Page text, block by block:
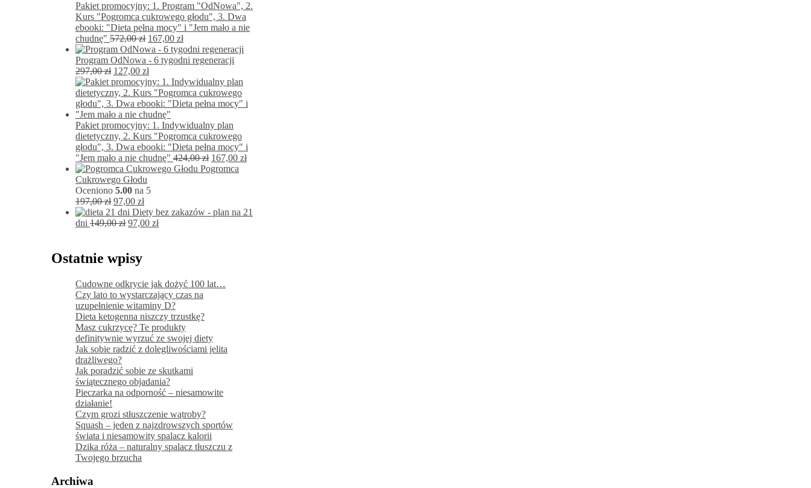
Pakiet promocyjny: 1. Program "OdNowa", 2.
Kurs "Pogromca cukrowego głodu", 3. Dwa
ebooki: "Dieta pełna mocy" i "Jem mało a nie
chudnę" 572,00zł Pierwotna
cena
wynosiła:
572,00 zł.
167,00 złAktualna
cena
wynosi:
Program OdNowa - 6 tygodni regeneracji
297,00zł Pierwotna
cena
wynosiła:
297,00 zł.
127,00 złAktualna
cena
wynosi:
127,00 zł.
Pakiet promocyjny: 1. Indywidualny plan
dietetyczny, 2. Kurs "Pogromca cukrowego
głodu", 3. Dwa ebooki: "Dieta pełna mocy" i
"Jem mało a nie chudnę" 424,00zł Pierwotna
cena
167,00 złAktualna
Pogromca
Cukrowego Głodu
Oceniono 5.00 na 5
197,00zł Pierwotna
cena
wynosiła:
97,00 złAktualna
cena
wynosi:
Diety bez zakazów - plan na 21
dni 149,00zł Pierwotna
149,00 zł.
97,00 złAktualna
Ostatnie wpisy
Cudowne odkrycie jak dożyć 100 lat…
Czy lato to wystarczający czas na
uzupełnienie witaminy D?
Dieta ketogenna niszczy trzustkę?
Masz cukrzycę? Te produkty
definitywnie wyrzuć ze swojej diety
Jak sobie radzić z dolegliwościami jelita
drażliwego?
Jak poradzić sobie ze skutkami
świątecznego objadania?
Pieczarka na odporność – niesamowite
działanie!
Czym grozi stłuszczenie wątroby?
Squash – jeden z najzdrowszych sportów
świata i niesamowity spalacz kalorii
Dzika róża – naturalny spalacz tłuszczu z
Twojego brzucha
Archiwa